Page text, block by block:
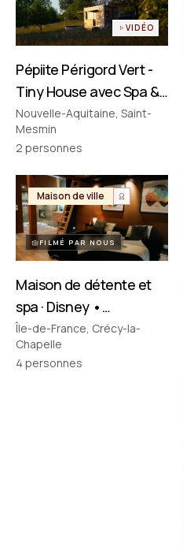
VIDÉO
Pépiite Périgord Vert -
Tiny House avec Spa &
Bain Nordique en
Dordogne
Nouvelle-Aquitaine, Saint-
Mesmin
2 personnes
Maison de ville
FILMÉ PAR NOUS
Maison de détente et
spa · Disney •
Crécy‑la‑Chapelle
Île-de-France, Crécy-la-
Chapelle
4 personnes